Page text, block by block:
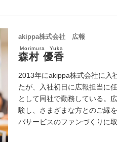
akippa株式会社 広報
森村 優香
Morimura Yuka
2013年にakippa株式会社に入
たが、入社初日に広報担当に
として同社で勤務している。
験し、さまざまな方とのご縁
パサービスのファンづくりに